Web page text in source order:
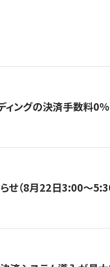
ィングの決済手数料
せ（8月22日3:00〜